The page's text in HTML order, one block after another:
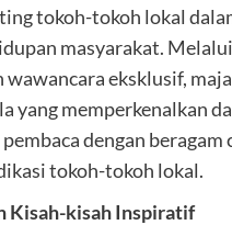
tokoh-tokoh lokal
masyarakat.
wawancara eksklusif,
yang memperkenalkan
dengan beragam
tokoh-tokoh lokal.
Kisah-kisah Inspiratif